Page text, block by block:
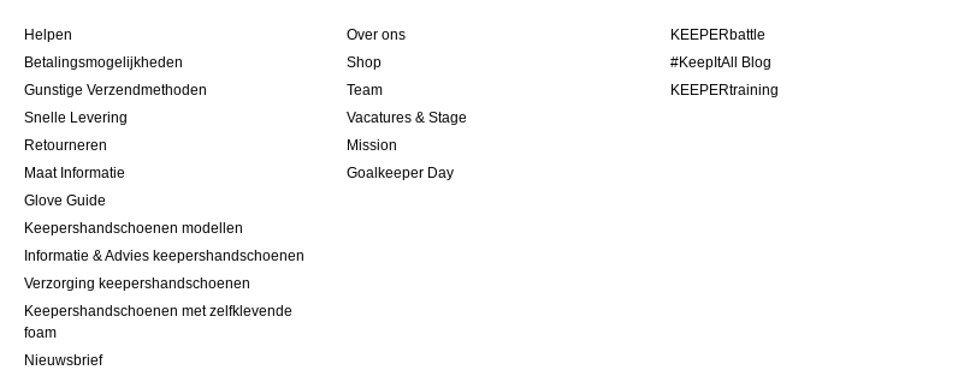
Helpen
Betalingsmogelijkheden
Gunstige Verzendmethoden
Snelle Levering
Retourneren
Maat Informatie
Glove Guide
Keepershandschoenen modellen
Informatie & Advies keepershandschoenen
Verzorging keepershandschoenen
Keepershandschoenen met zelfklevende
foam
Nieuwsbrief
Over ons
Shop
Team
Vacatures & Stage
Mission
Goalkeeper Day
KEEPERbattle
#KeepItAll Blog
KEEPERtraining